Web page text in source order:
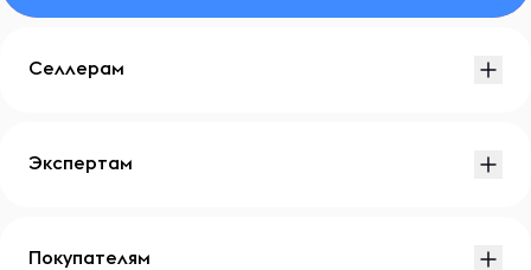
Селлерам
Экспертам
Покупателям